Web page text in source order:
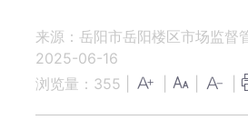
来源：岳阳市岳阳楼区市场监督
2025-06-16
浏览量： 355